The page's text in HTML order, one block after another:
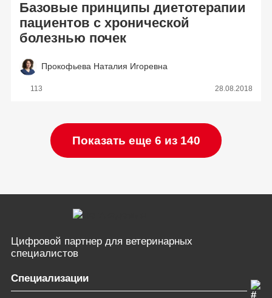
Базовые принципы диетотерапии
пациентов с хронической
болезнью почек
Прокофьева Наталия Игоревна
113 28.08.2018
Показать еще 6 из 140
Цифровой партнер для ветеринарных
специалистов
Специализации